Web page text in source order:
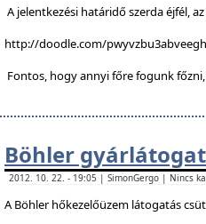
A jelentkezési határidő szerda éjfél,
http://doodle.com/
Fontos, hogy annyi főre fogunk
Böhler
2012. 10. 22. - 19:05 | SimonGergo | Nincs
A Böhler hőkezelőüzem látogatás